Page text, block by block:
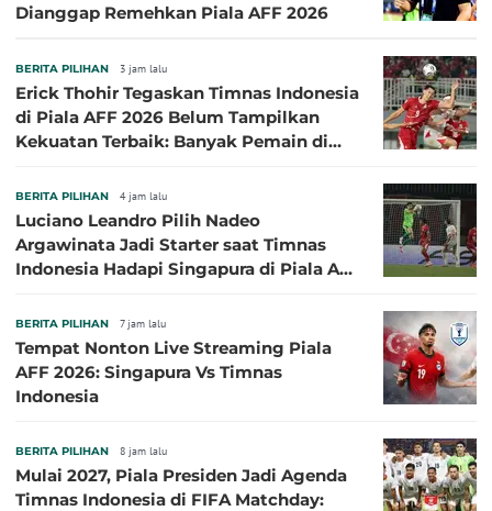
Dianggap Remehkan Piala AFF 2026
BERITA PILIHAN 3 jam lalu
Erick Thohir Tegaskan Timnas Indonesia
di Piala AFF 2026 Belum Tampilkan
Kekuatan Terbaik: Banyak Pemain di
BERITA PILIHAN 4 jam lalu
Luciano Leandro Pilih Nadeo
Argawinata Jadi Starter saat Timnas
Indonesia Hadapi Singapura di Piala AFF
BERITA PILIHAN 7 jam lalu
Tempat Nonton Live Streaming Piala
AFF 2026: Singapura Vs Timnas
Indonesia
BERITA PILIHAN 8 jam lalu
Mulai 2027, Piala Presiden Jadi Agenda
Timnas Indonesia di FIFA Matchday: